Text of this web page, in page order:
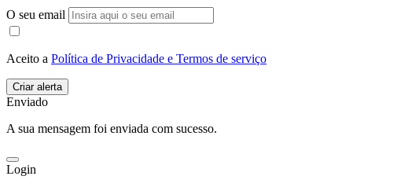
O seu email
Aceito a Política de Privacidade e Termos de serviço
Enviado
A sua mensagem foi enviada com sucesso.
Login